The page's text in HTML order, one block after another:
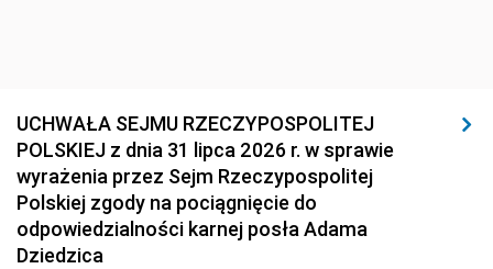
UCHWAŁA SEJMU RZECZYPOSPOLITEJ
POLSKIEJ z dnia 31 lipca 2026 r. w sprawie
wyrażenia przez Sejm Rzeczypospolitej
Polskiej zgody na pociągnięcie do
odpowiedzialności karnej posła Adama
Dziedzica